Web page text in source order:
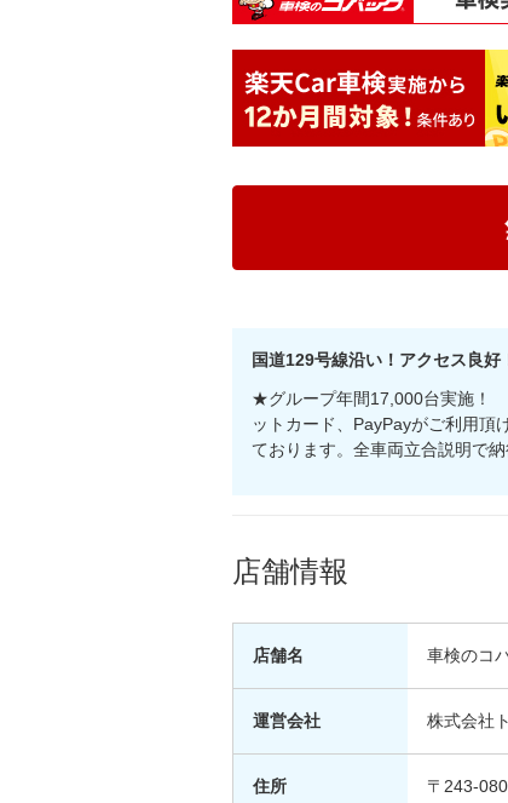
国道129号線沿い！アクセス良
★グループ年間17,000台実施！
ットカード、PayPayがご利用
ております。全車両立合説明で
店舗情報
店舗名 車検のコ
運営会社 株式会社
住所 〒243-